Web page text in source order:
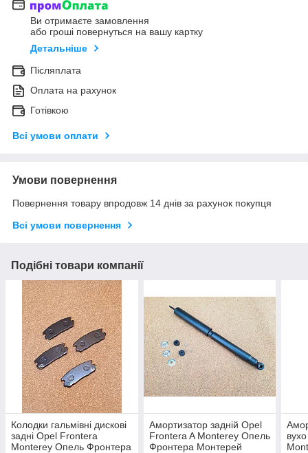
Ви отримаєте замовлення
або гроші повернуться на вашу картку
Детальніше
Післяплата
Оплата на рахунок
Готівкою
Всі умови оплати
Умови повернення
Повернення товару впродовж 14 днів за рахунок покупця
Всі умови повернення
Подібні товари компанії
Колодки гальмівні дискові
задні Opel Frontera
Monterey Опель Фронтера
Амортизатор задній Opel
Frontera A Monterey Опель
Фронтера Монтерей